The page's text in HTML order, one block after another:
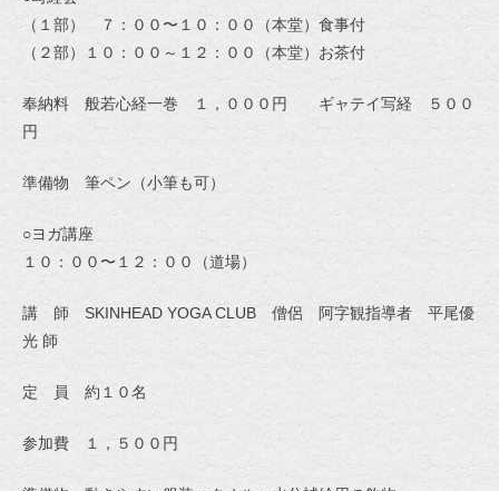
（１部） ７：００〜１０：００（本堂）食事付
（２部）１０：００～１２：００（本堂）お茶付
奉納料 般若心経一巻 １，０００円 ギャテイ写経 ５００
円
準備物 筆ペン（小筆も可）
○ヨガ講座
１０：００〜１２：００（道場）
講 師 SKINHEAD YOGA CLUB 僧侶 阿字観指導者 平尾優
光 師
定 員 約１０名
参加費 １，５００円